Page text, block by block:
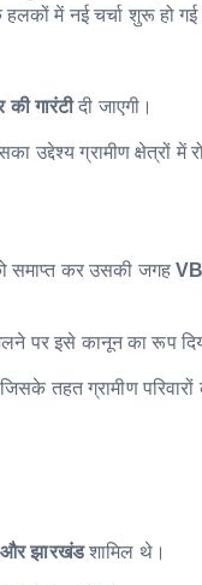
हलकों में नई चर्चा शुरू हो गई
की गारंटीदी जाएगी।
उद्देश्य ग्रामीण क्षेत्रों
समाप्त कर उसकी जगह
पर इसे कानून का रूप
तहत ग्रामीण
और झारखंडशामिल थे।